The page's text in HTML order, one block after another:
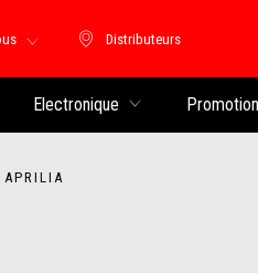
Distributeurs
Distributeurs
Electronique
APRILIA